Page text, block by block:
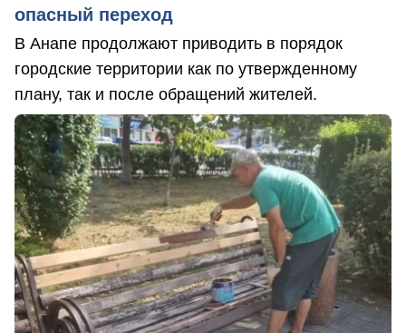
опасный переход
В Анапе продолжают приводить в порядок
городские территории как по утвержденному
плану, так и после обращений жителей.